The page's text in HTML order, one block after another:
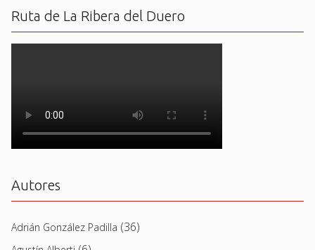
Ruta de La Ribera del Duero
Autores
Adrián González Padilla (36)